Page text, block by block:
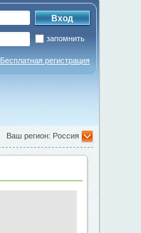
запомнить
Бесплатная регистрация
Ваш регион: Россия